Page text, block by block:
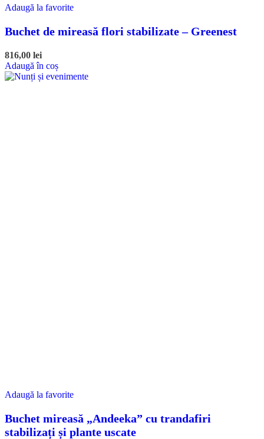
Adaugă la favorite
Buchet de mireasă flori stabilizate – Greenest
816,00 lei
Adaugă în coș
Adaugă la favorite
Buchet mireasă „Andeeka” cu trandafiri
stabilizați și plante uscate